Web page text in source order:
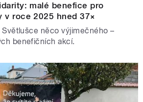
malé benefice pro
v roce 2025 hned 37×
něco výjimečného –
benefičních akcí.